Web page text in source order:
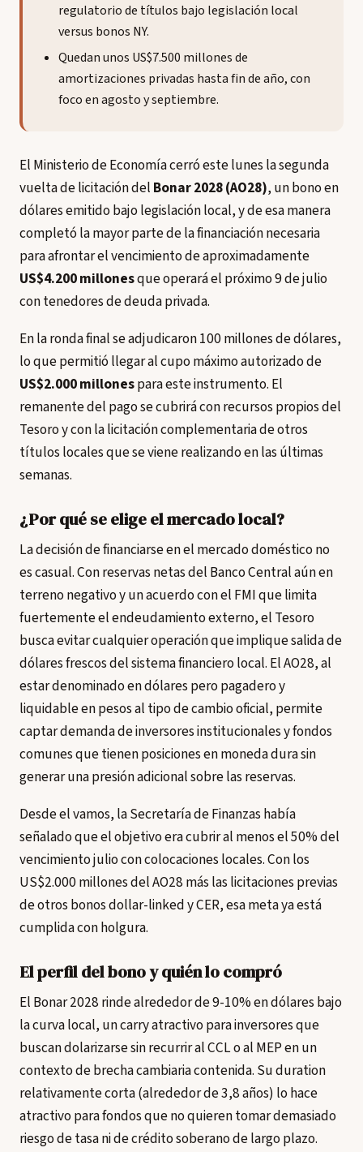
regulatorio de títulos bajo legislación local
versus bonos NY.
Quedan unos US$7.500 millones de
amortizaciones privadas hasta fin de año, con
foco en agosto y septiembre.
El Ministerio de Economía cerró este lunes la segunda
vuelta de licitación del Bonar 2028 (AO28), un bono en
dólares emitido bajo legislación local, y de esa manera
completó la mayor parte de la financiación necesaria
para afrontar el vencimiento de aproximadamente
US$4.200 millonesque operará el próximo 9 de julio
con tenedores de deuda privada.
En la ronda final se adjudicaron 100 millones de dólares,
lo que permitió llegar al cupo máximo autorizado de
US$2.000 millonespara este instrumento. El
remanente del pago se cubrirá con recursos propios del
Tesoro y con la licitación complementaria de otros
títulos locales que se viene realizando en las últimas
semanas.
¿Por qué se elige el mercado local?
La decisión de financiarse en el mercado doméstico no
es casual. Con reservas netas del Banco Central aún en
terreno negativo y un acuerdo con el FMI que limita
fuertemente el endeudamiento externo, el Tesoro
busca evitar cualquier operación que implique salida de
dólares frescos del sistema financiero local. El AO28, al
estar denominado en dólares pero pagadero y
liquidable en pesos al tipo de cambio oficial, permite
captar demanda de inversores institucionales y fondos
comunes que tienen posiciones en moneda dura sin
generar una presión adicional sobre las reservas.
Desde el vamos, la Secretaría de Finanzas había
señalado que el objetivo era cubrir al menos el 50% del
vencimiento julio con colocaciones locales. Con los
US$2.000 millones del AO28 más las licitaciones previas
de otros bonos dollar-linked y CER, esa meta ya está
cumplida con holgura.
El perfil del bono y quién lo compró
El Bonar 2028 rinde alrededor de 9-10% en dólares bajo
la curva local, un carry atractivo para inversores que
buscan dolarizarse sin recurrir al CCL o al MEP en un
contexto de brecha cambiaria contenida. Su duration
relativamente corta (alrededor de 3,8 años) lo hace
atractivo para fondos que no quieren tomar demasiado
riesgo de tasa ni de crédito soberano de largo plazo.